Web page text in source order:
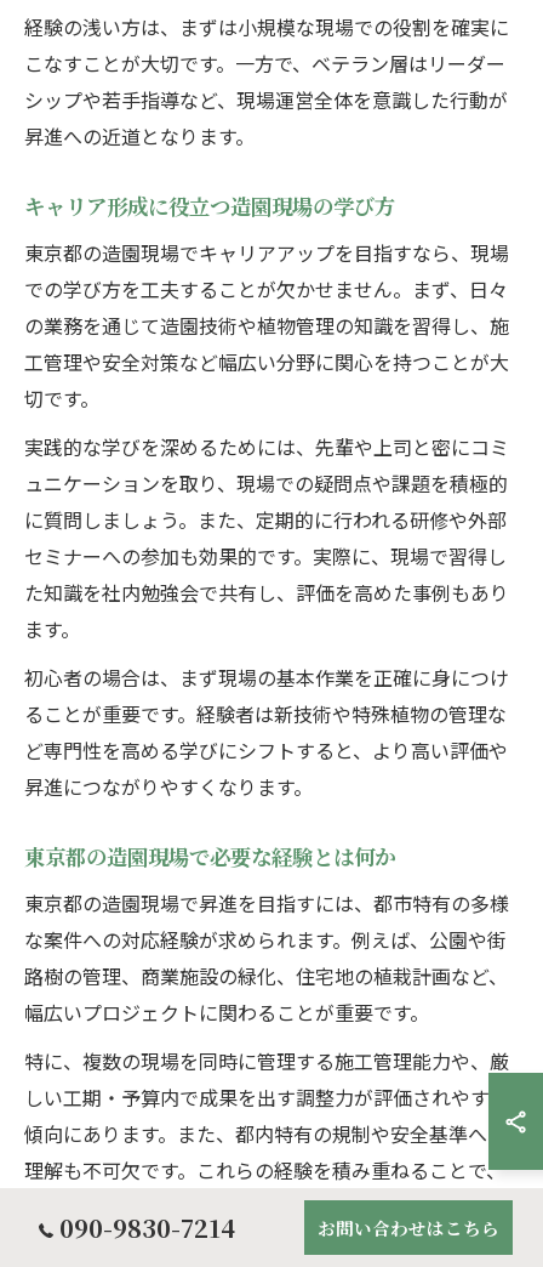
経験の浅い方は、まずは小規模な現場での役割を確実に
こなすことが大切です。一方で、ベテラン層はリーダー
シップや若手指導など、現場運営全体を意識した行動が
昇進への近道となります。
キャリア形成に役立つ造園現場の学び方
東京都の造園現場でキャリアアップを目指すなら、現場
での学び方を工夫することが欠かせません。まず、日々
の業務を通じて造園技術や植物管理の知識を習得し、施
工管理や安全対策など幅広い分野に関心を持つことが大
切です。
実践的な学びを深めるためには、先輩や上司と密にコミ
ュニケーションを取り、現場での疑問点や課題を積極的
に質問しましょう。また、定期的に行われる研修や外部
セミナーへの参加も効果的です。実際に、現場で習得し
た知識を社内勉強会で共有し、評価を高めた事例もあり
ます。
初心者の場合は、まず現場の基本作業を正確に身につけ
ることが重要です。経験者は新技術や特殊植物の管理な
ど専門性を高める学びにシフトすると、より高い評価や
昇進につながりやすくなります。
東京都の造園現場で必要な経験とは何か
東京都の造園現場で昇進を目指すには、都市特有の多様
な案件への対応経験が求められます。例えば、公園や街
路樹の管理、商業施設の緑化、住宅地の植栽計画など、
幅広いプロジェクトに関わることが重要です。
特に、複数の現場を同時に管理する施工管理能力や、厳
しい工期・予算内で成果を出す調整力が評価されやすい
傾向にあります。また、都内特有の規制や安全基準への
理解も不可欠です。これらの経験を積み重ねることで、
上司やクライアントからの信頼を得やすくなります。
実際に昇進した方の多くは、現場でのトラブル対応や緊
090-9830-7214 お問い合わせはこちら